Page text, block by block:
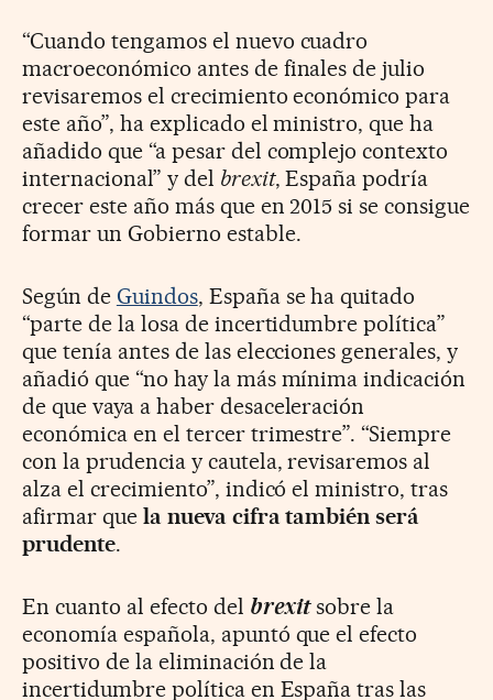
“Cuando tengamos el nuevo cuadro
macroeconómico antes de finales de julio
revisaremos el crecimiento económico para
este año”, ha explicado el ministro, que ha
añadido que “a pesar del complejo contexto
internacional” y del brexit, España podría
crecer este año más que en 2015 si se consigue
formar un Gobierno estable.
Según de Guindos, España se ha quitado
“parte de la losa de incertidumbre política”
que tenía antes de las elecciones generales, y
añadió que “no hay la más mínima indicación
de que vaya a haber desaceleración
económica en el tercer trimestre”. “Siempre
con la prudencia y cautela, revisaremos al
alza el crecimiento”, indicó el ministro, tras
afirmar que la nueva cifra también será
prudente.
En cuanto al efecto del brexitsobre la
economía española, apuntó que el efecto
positivo de la eliminación de la
incertidumbre política en España tras las